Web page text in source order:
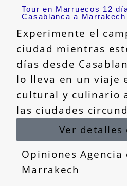
Tour en Marruecos 12
Casablanca a Marrakech
Experimente el
ciudad mientras
días desde
lo lleva en un viaje
cultural y culinario
las ciudades
Ver detalles
Opiniones Agencia
Marrakech